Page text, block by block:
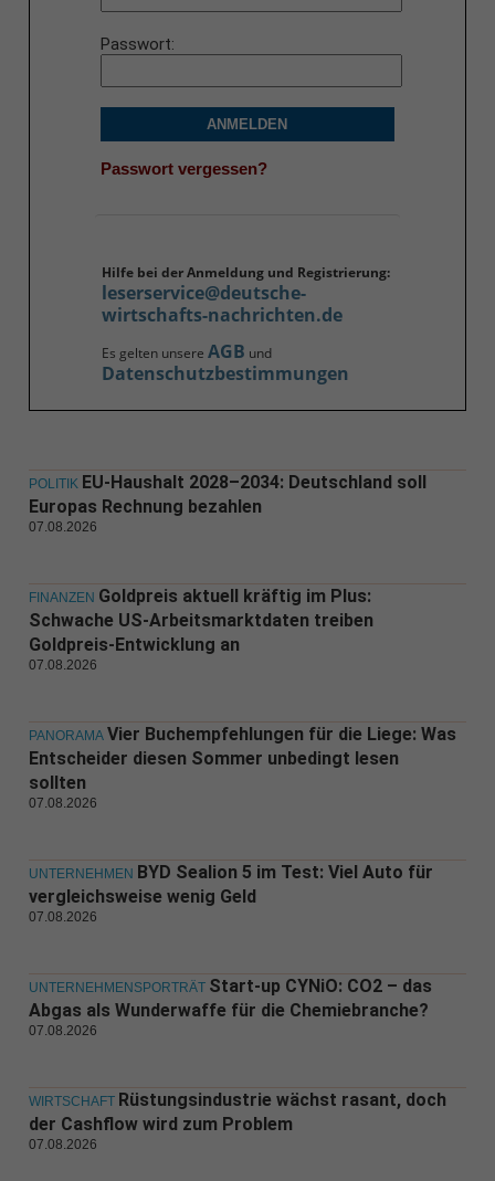
Passwort
ANMELDEN
Passwort vergessen?
Hilfe bei der Anmeldung und Registrierung:
leserservice@deutsche-
wirtschafts-nachrichten.de
Es gelten unsere AGB und
Datenschutzbestimmungen
POLITIK EU-Haushalt 2028–2034: Deutschland soll
Europas Rechnung bezahlen
07.08.2026
FINANZEN Goldpreis aktuell kräftig im Plus:
Schwache US-Arbeitsmarktdaten treiben
Goldpreis-Entwicklung an
07.08.2026
PANORAMA Vier Buchempfehlungen für die Liege: Was
Entscheider diesen Sommer unbedingt lesen
sollten
07.08.2026
UNTERNEHMEN BYD Sealion 5 im Test: Viel Auto für
vergleichsweise wenig Geld
07.08.2026
UNTERNEHMENSPORTRÄT Start-up CYNiO: CO2 – das
Abgas als Wunderwaffe für die Chemiebranche?
07.08.2026
WIRTSCHAFT Rüstungsindustrie wächst rasant, doch
der Cashflow wird zum Problem
07.08.2026